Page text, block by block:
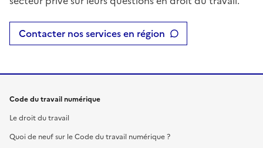
Contacter nos services en région
Code du travail numérique
Le droit du travail
Quoi de neuf sur le Code du travail numérique ?